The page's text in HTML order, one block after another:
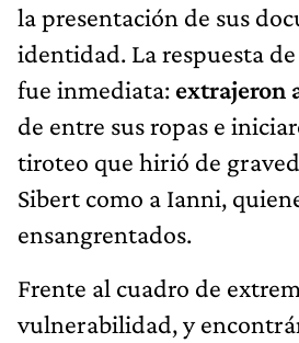
la presentación de sus
identidad. La respuesta de
fue inmediata: extrajeron
de entre sus ropas e
tiroteo que hirió de
Sibert como a Ianni,
ensangrentados.
Frente al cuadro de
vulnerabilidad, y